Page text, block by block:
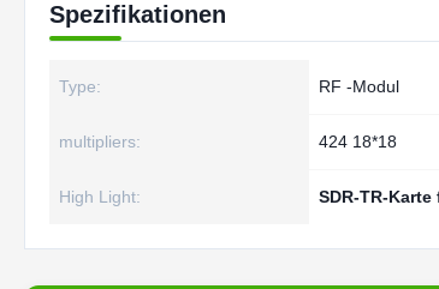
Spezifikationen
Type: RF -Modul
multipliers: 424 18*18
High Light: SDR-TR-